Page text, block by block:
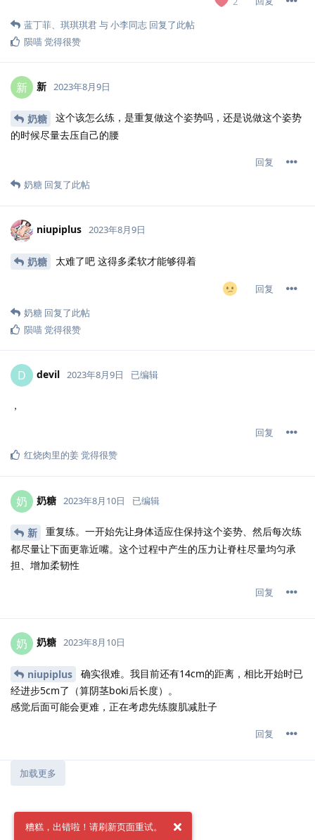
蓝丁菲、 琪琪琪君与小李同志 回复了此帖
陨喵觉得很赞
新 新 2023年8月9日
奶糖
这个该怎么练，是重复做这个姿势吗，还是说做这个姿势
的时候尽量去压自己的腰
回复
奶糖 回复了此帖
niupiplus 2023年8月9日
奶糖 太难了吧 这得多柔软才能够得着
回复
奶糖 回复了此帖
陨喵觉得很赞
D devil 2023年8月9日 已编辑
，
回复
红烧肉里的姜觉得很赞
奶 奶糖 2023年8月10日 已编辑
新
重复练。一开始先让身体适应住保持这个姿势、然后每次练
都尽量让下面更靠近嘴。这个过程中产生的压力让脊柱尽量均匀承
担、增加柔韧性
回复
奶 奶糖 2023年8月10日
niupiplus
确实很难。我目前还有14cm的距离，相比开始时已
经进步5cm了（算阴茎boki后长度）。
感觉后面可能会更难，正在考虑先练腹肌减肚子
回复
加载更多
糟糕，出错啦！请刷新页面重试。